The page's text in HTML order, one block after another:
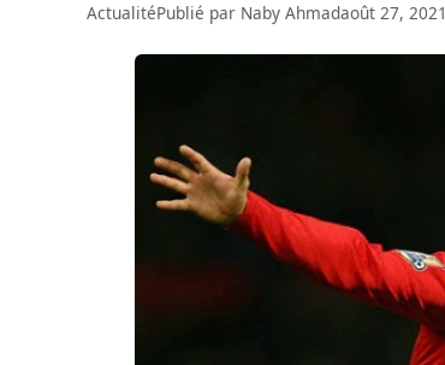
ActualitéPublié par Naby Ahmadaoût 27, 2021